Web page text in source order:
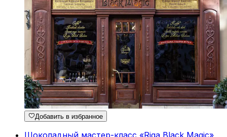
Добавить в избранное